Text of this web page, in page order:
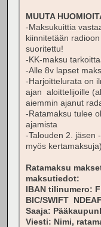
MUUTA
-Maksukuittia
kiinnitetään
suoritettu!
-KK-maksu
-Alle 8v lapset
-Harjoittelurata on
ajan aloittelijoille
aiemmin ajanut
-Ratamaksu tulee
ajamista
-Talouden 2. jäsen
myös kertamaksuja)
Ratamaksu
maksutiedot:
IBAN tilinumero:
BIC/SWIFT
Saaja:
Viesti: Nimi,